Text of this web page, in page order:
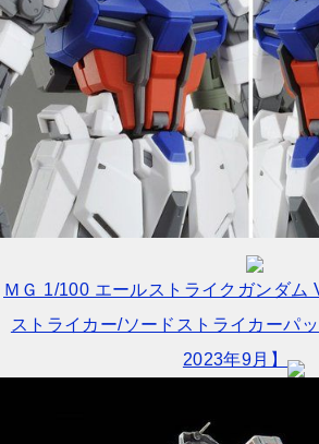
ＭＧ 1/100 エールストライクガンダム
ストライカー/ソードストライカーパ
2023年9月】